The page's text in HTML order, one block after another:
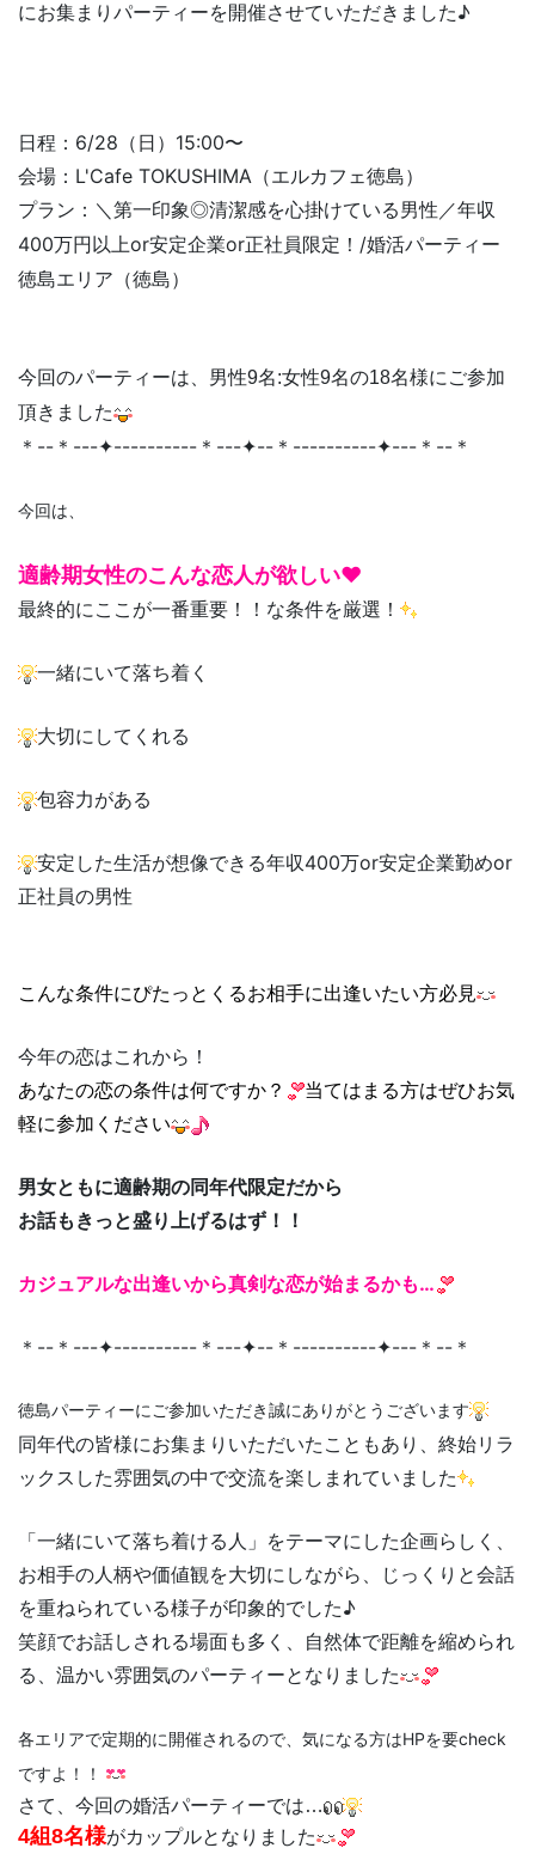
にお集まりパーティーを開催させていただきました♪
日程：6/28（日）15:00〜
会場：L'Cafe TOKUSHIMA（エルカフェ徳島）
プラン： ＼第一印象◎清潔感を心掛けている男性／年収
400万円以上or安定企業or正社員限定！/婚活パーティー
徳島エリア（徳島）
今回のパーティーは、男性9名:女性9名の18名様にご参加
頂きました
＊--＊---✦----------＊---✦--＊----------✦---＊--＊
今回 は、
適齢期女性のこんな恋人が欲しい♥
最終的にここが一番重要！！な条件を厳選！
一緒にいて落ち着く
大切にしてくれる
包容力がある
安定した生活が想像できる年収400万or安定企業勤めor
正社員の男性
こんな条件にぴたっとくるお相手に出逢いたい方必見
今年の恋はこれから！
あなたの恋の条件は何ですか？
当てはまる方はぜひお気
軽に参加ください
男女ともに適齢期の同年代限定だから
お話もきっと盛り上げるはず！！
カジュアルな出逢いから真剣な恋が始まるかも…
＊--＊---✦----------＊---✦--＊----------✦---＊--＊
徳島パーティーにご参加いただき誠にありがとうございます
同年代の皆様にお集まりいただいたこともあり、終始リラ
ックスした雰囲気の中で交流を楽しまれていました
「一緒にいて落ち着ける人」をテーマにした企画らしく、
お相手の人柄や価値観を大切にしながら、じっくりと会話
を重ねられている様子が印象的でした♪
笑顔でお話しされる場面も多く、自然体で距離を縮められ
る、温かい雰囲気のパーティーとなりました
各エリアで定期的に開催されるので、気になる方はHPを要check
ですよ！！
さて、今回の婚活パーティーでは…
4組8名様がカップルとなりました